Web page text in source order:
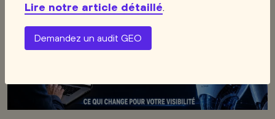
Lire notre article détaillé.
Demandez un audit GEO